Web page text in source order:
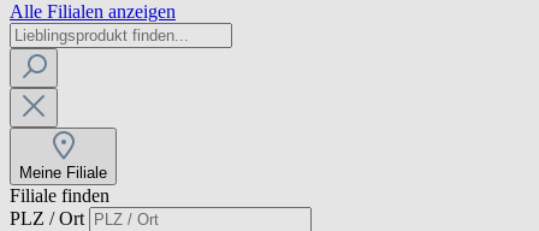
Alle Filialen anzeigen
Meine Filiale
Filiale finden
PLZ / Ort